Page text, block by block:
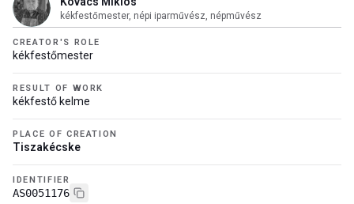
kékfestőmester, népi iparművész, népművész
CREATOR'S ROLE
kékfestőmester
RESULT OF WORK
kékfestő kelme
PLACE OF CREATION
Tiszakécske
IDENTIFIER
AS0051176